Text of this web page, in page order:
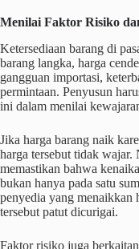
Menilai Faktor Risiko
Ketersediaan barang di
barang langka, harga
gangguan importasi,
permintaan. Penyusun
ini dalam menilai
Jika harga barang naik
harga tersebut tidak wajar.
memastikan bahwa
bukan hanya pada satu
penyedia yang menaikkan
tersebut patut dicurigai.
Faktor risiko juga